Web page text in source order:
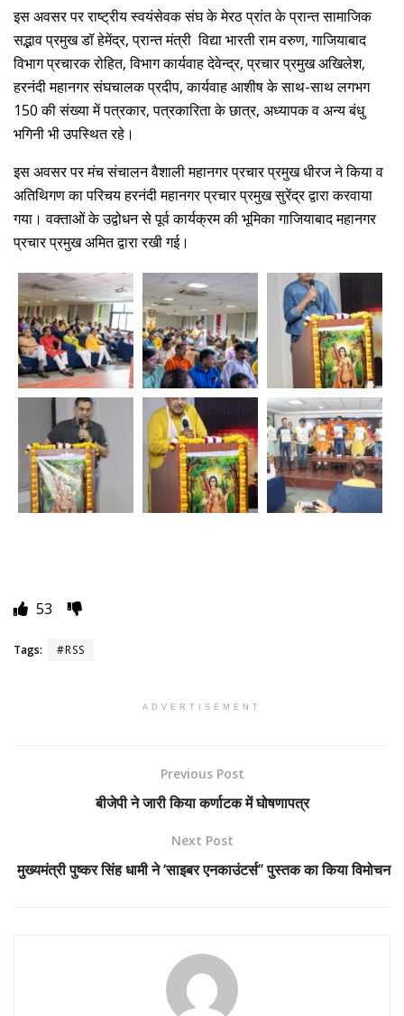
इस अवसर पर राष्ट्रीय स्वयंसेवक संघ के मेरठ प्रांत के प्रान्त सामाजिक
सद्भाव प्रमुख डॉ हेमेंद्र, प्रान्त मंत्री विद्या भारती राम वरुण, गाजियाबाद
विभाग प्रचारक रोहित, विभाग कार्यवाह देवेन्द्र, प्रचार प्रमुख अखिलेश,
हरनंदी महानगर संघचालक प्रदीप, कार्यवाह आशीष के साथ-साथ लगभग
150 की संख्या में पत्रकार, पत्रकारिता के छात्र, अध्यापक व अन्य बंधु
भगिनी भी उपस्थित रहे।
इस अवसर पर मंच संचालन वैशाली महानगर प्रचार प्रमुख धीरज ने किया व
अतिथिगण का परिचय हरनंदी महानगर प्रचार प्रमुख सुरेंद्र द्वारा करवाया
गया। वक्ताओं के उद्वोधन से पूर्व कार्यक्रम की भूमिका गाजियाबाद महानगर
प्रचार प्रमुख अमित द्वारा रखी गई।
53
Tags: #RSS
ADVERTISEMENT
Previous Post
बीजेपी ने जारी किया कर्णाटक में घोषणापत्र
Next Post
मुख्यमंत्री पुष्कर सिंह धामी ने ‘साइबर एनकाउंटर्स’’ पुस्तक का किया विमोचन